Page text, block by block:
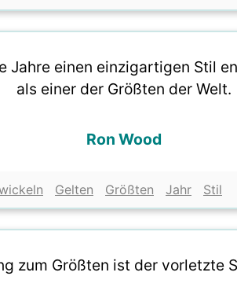
Jahre einen einzigartigen Stil
als einer der Größten der Welt.
Ron Wood
Gelten Größten Jahr Stil
zum Größten ist der vorletzte